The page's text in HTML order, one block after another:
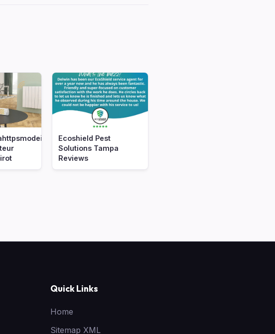
Ecoshield Pest
Solutions Tampa
Reviews
Quick Links
Home
Sitemap XML